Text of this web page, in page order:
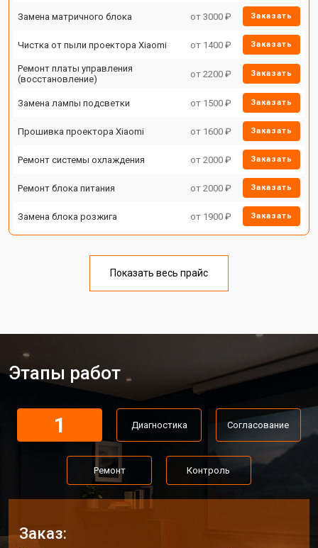
Замена матричного блока от 3000 ₽ Заказать
Чистка от пыли проектора Xiaomi от 1400 ₽ Заказать
Ремонт платы управления
(восстановление)
от 2200 ₽ Заказать
Замена лампы подсветки от 1500 ₽ Заказать
Прошивка проектора Xiaomi от 1600 ₽ Заказать
Ремонт системы охлаждения от 2000 ₽ Заказать
Ремонт блока питания от 2000 ₽ Заказать
Замена блока розжига от 1900 ₽ Заказать
Показать весь прайс
Этапы работ
1 Диагностика Согласование
Ремонт Контроль
Заказ: